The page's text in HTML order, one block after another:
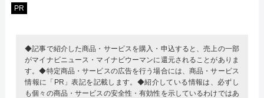
PR
◆記事で紹介した商品・サービスを購入・申込すると、売上の一部
がマイナビニュース・マイナビウーマンに還元されることがありま
す。◆特定商品・サービスの広告を行う場合には、商品・サービス
情報に「PR」表記を記載します。◆紹介している情報は、必ずし
も個々の商品・サービスの安全性・有効性を示しているわけではあ